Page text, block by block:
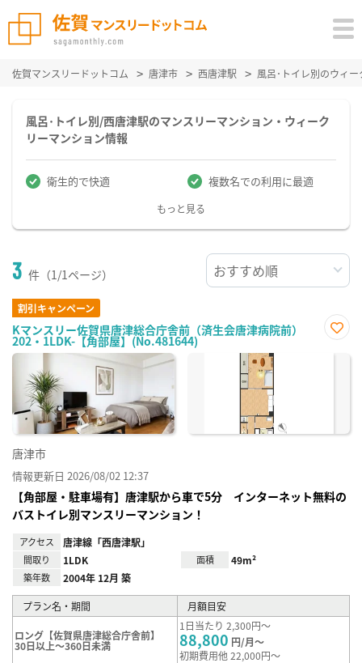
佐賀マンスリードットコム 唐津市 西唐津駅 風呂･トイレ別のウィ
風呂･トイレ別/西唐津駅のマンスリーマンション・ウィーク
リーマンション情報
衛生的で快適 複数名での利用に最適
もっと見る
3 件（1/1ページ）
割引キャンペーン
Kマンスリー佐賀県唐津総合庁舎前（済生会唐津病院前）
202・1LDK-【角部屋】(No.481644)
に入
唐津市
情報更新日 2026/08/02 12:37
【角部屋・駐車場有】唐津駅から車で5分 インターネット無料の
バストイレ別マンスリーマンション！
アクセス 唐津線「西唐津駅」
間取り 1LDK 面積 49m²
築年数 2004年 12月 築
プラン名・期間 月額目安
ロング【佐賀県唐津総合庁舎前】
30日以上～360日未満
1日当たり 2,300円～
88,800 円/月～
初期費用他 22,000円～